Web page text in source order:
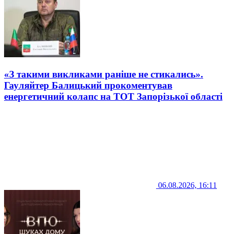
«З такими викликами раніше не стикались».
Гауляйтер Балицький прокоментував
енергетичний колапс на ТОТ Запорізької області
06.08.2026, 16:11